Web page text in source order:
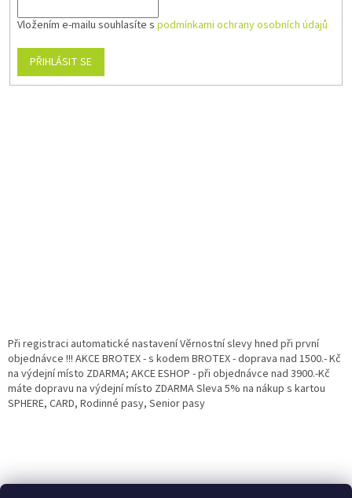
Vložením e-mailu souhlasíte s podmínkami ochrany osobních údajů
PŘIHLÁSIT SE
Při registraci automatické nastavení Věrnostní slevy hned při první
objednávce !!! AKCE BROTEX - s kodem BROTEX - doprava nad 1500.- Kč
na výdejní místo ZDARMA; AKCE ESHOP - při objednávce nad 3900.-Kč
máte dopravu na výdejní místo ZDARMA Sleva 5% na nákup s kartou
SPHERE, CARD, Rodinné pasy, Senior pasy